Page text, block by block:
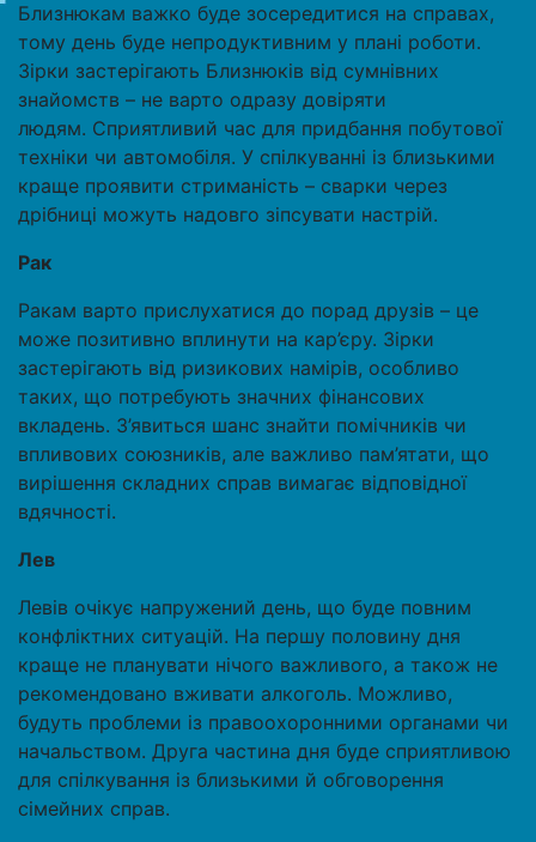
Близнюкам важко буде зосередитися на справах,
тому день буде непродуктивним у плані роботи.
Зірки застерігають Близнюків від сумнівних
знайомств – не варто одразу довіряти
людям. Сприятливий час для придбання побутової
техніки чи автомобіля. У спілкуванні із близькими
краще проявити стриманість – сварки через
дрібниці можуть надовго зіпсувати настрій.
Рак
Ракам варто прислухатися до порад друзів – це
може позитивно вплинути на кар’єру. Зірки
застерігають від ризикових намірів, особливо
таких, що потребують значних фінансових
вкладень. З’явиться шанс знайти помічників чи
впливових союзників, але важливо пам’ятати, що
вирішення складних справ вимагає відповідної
вдячності.
Лев
Левів очікує напружений день, що буде повним
конфліктних ситуацій. На першу половину дня
краще не планувати нічого важливого, а також не
рекомендовано вживати алкоголь. Можливо,
будуть проблеми із правоохоронними органами чи
начальством. Друга частина дня буде сприятливою
для спілкування із близькими й обговорення
сімейних справ.